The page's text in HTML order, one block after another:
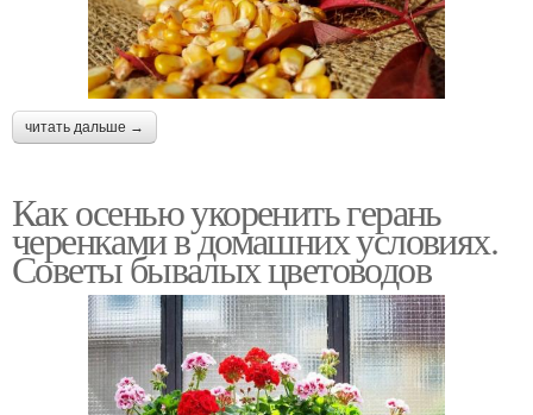
читать дальше →
Как осенью укоренить герань
черенками в домашних условиях.
Советы бывалых цветоводов